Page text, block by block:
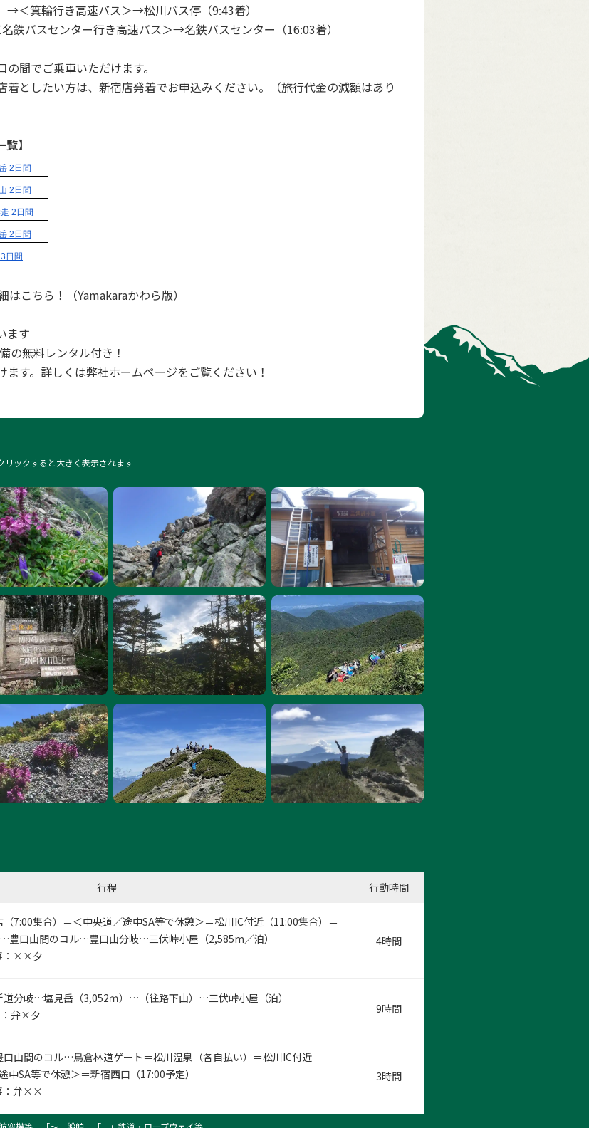
→＜箕輪行き高速バス＞→松川バス停（9:43着）
鉄バスセンター行き高速バス＞→名鉄バスセンター（16:03着）
間でご乗車いただけます。
としたい方は、新宿店発着でお申込みください。（旅行代金の減額はあり
】
はこちら ！（Yamakaraかわら版）
ます
の無料レンタル付き！
す。詳しくは弊社ホームページをご覧ください！
リックすると大きく表示されます
行程 行動時間
（7:00集合）＝＜中央道／途中SA等で休憩＞＝松川IC付近（11:00集合）＝
豊口山間のコル…豊口山分岐…三伏峠小屋（2,585m／泊）
：××夕
4時間
分岐…塩見岳（3,052ｍ）…（往路下山）…三伏峠小屋（泊）
弁×夕
9時間
山間のコル…鳥倉林道ゲート＝松川温泉（各自払い）＝松川IC付近
中SA等で休憩＞＝新宿西口（17:00予定）
：弁××
3時間